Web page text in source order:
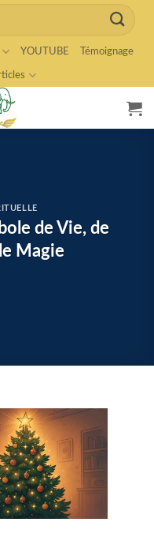
YOUTUBE Témoignage
de Vie, de
Magie